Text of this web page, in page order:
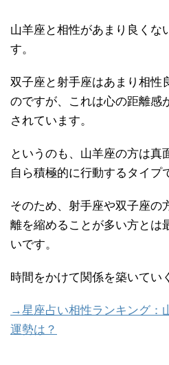
山羊座と相性があまり良くな
す。
双子座と射手座はあまり相性
のですが、これは心の距離感
されています。
というのも、山羊座の方は真
自ら積極的に行動するタイプ
そのため、射手座や双子座の
離を縮めることが多い方とは
いです。
時間をかけて関係を築いてい
→星座占い相性ランキング：
運勢は？